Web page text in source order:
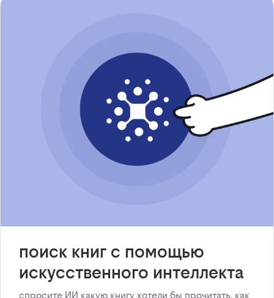
поиск книг с помощью
искусственного интеллекта
спросите ИИ какую книгу хотели бы прочитать, как